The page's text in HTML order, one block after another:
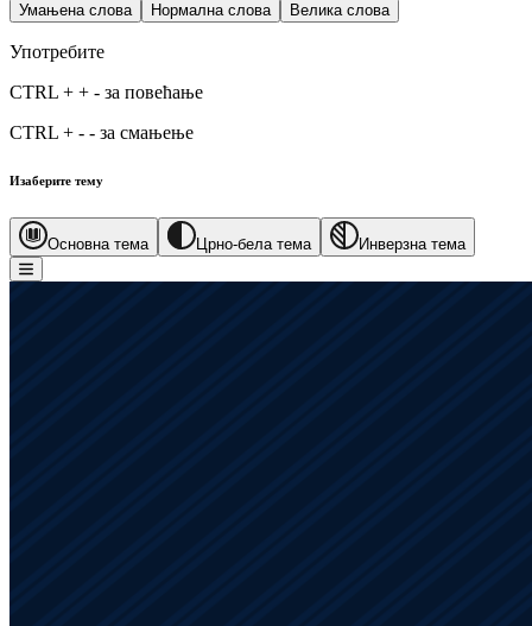
Умањена слова Нормална слова Велика слова
Употребите
CTRL + + - за повећање
CTRL + - - за смањење
Изаберите тему
Основна тема Црно-бела тема Инверзна тема